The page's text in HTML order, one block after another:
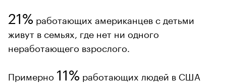
21% работающих американцев с детьми
живут в семьях, где нет ни одного
неработающего взрослого.
Примерно 11% работающих людей в США